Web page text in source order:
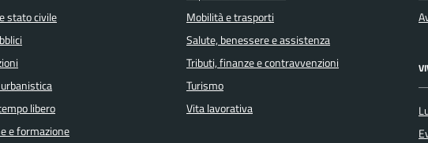
stato civile
libero
e formazione
Mobilità e trasporti
Salute, benessere e assistenza
Tributi, finanze e contravvenzioni
Turismo
Vita lavorativa